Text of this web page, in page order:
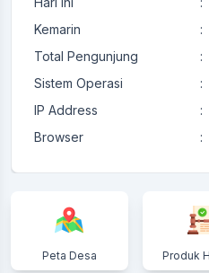
Kemarin
:
Total Pengunjung
:
Sistem Operasi
:
IP Address
:
Browser
:
Peta Desa Produk